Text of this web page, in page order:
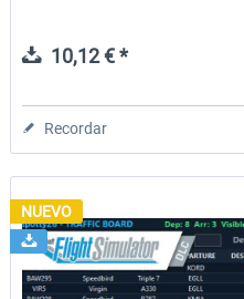
10,12 € *
Recordar
NUEVO